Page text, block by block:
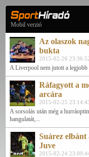
Mobil verzió
Az olaszok
bukta
2015-02-26
A Liverpool nem jutott a legjobb
Ráfagyott a
arcára
2015-02-25
A sorsolás után még a
hangulatát,...
Suárez
Juve
2015-02-24